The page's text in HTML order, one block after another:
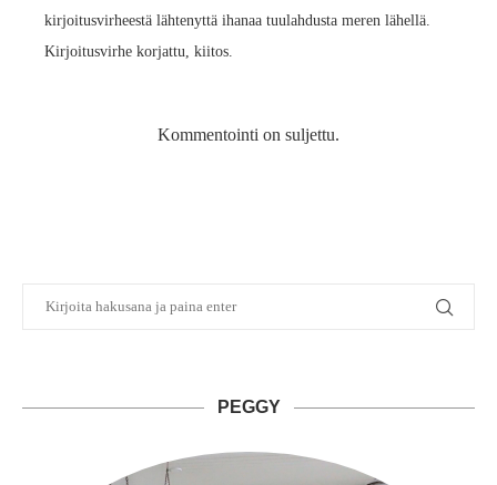
kirjoitusvirheestä lähtenyttä ihanaa tuulahdusta meren lähellä.
Kirjoitusvirhe korjattu, kiitos.
Kommentointi on suljettu.
PEGGY